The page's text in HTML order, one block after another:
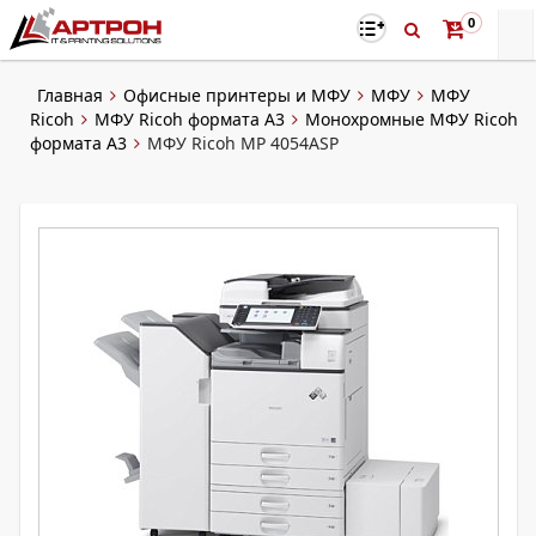
0
Главная Офисные принтеры и МФУ МФУ
МФУ
Ricoh
МФУ Ricoh формата A3
Монохромные МФУ Ricoh
формата А3
МФУ Ricoh MP 4054ASP